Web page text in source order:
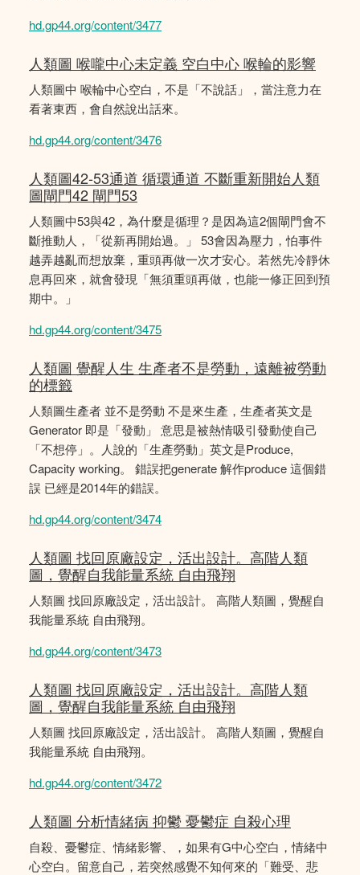
hd.gp44.org/content/3477
人類圖 喉嚨中心未定義 空白中心 喉輪的影響
人類圖中 喉輪中心空白，不是「不說話」，當注意力在
看著東西，會自然說出話來。
hd.gp44.org/content/3476
人類圖42-53通道 循環通道 不斷重新開始人類
圖閘門42 閘門53
人類圖中53與42，為什麼是循理？是因為這2個閘門會不
斷推動人，「從新再開始過。」 53會因為壓力，怕事件
越弄越亂而想放棄，重頭再做一次才安心。若然先冷靜休
息再回來，就會發現「無須重頭再做，也能一修正回到預
期中。」
hd.gp44.org/content/3475
人類圖 覺醒人生 生產者不是勞動，遠離被勞動
的標籤
人類圖生產者 並不是勞動 不是來生產，生產者英文是
Generator 即是「發動」 意思是被熱情吸引發動使自己
「不想停」。人說的「生產勞動」英文是Produce,
Capacity working。 錯誤把generate 解作produce 這個錯
誤 已經是2014年的錯誤。
hd.gp44.org/content/3474
人類圖 找回原廠設定，活出設計。高階人類
圖，覺醒自我能量系統 自由飛翔
人類圖 找回原廠設定，活出設計。 高階人類圖，覺醒自
我能量系統 自由飛翔。
hd.gp44.org/content/3473
人類圖 找回原廠設定，活出設計。高階人類
圖，覺醒自我能量系統 自由飛翔
人類圖 找回原廠設定，活出設計。 高階人類圖，覺醒自
我能量系統 自由飛翔。
hd.gp44.org/content/3472
人類圖 分析情緒病 抑鬱 憂鬱症 自殺心理
自殺、憂鬱症、情緒影響、，如果有G中心空白，情緒中
心空白。留意自己，若突然感覺不知何來的「難受、悲